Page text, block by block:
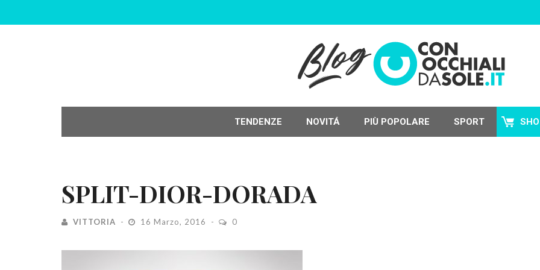
TENDENZE NOVITÁ PIÙ POPOLARE SPORT
SPLIT-DIOR-DORADA
VITTORIA 16 Marzo, 2016 0